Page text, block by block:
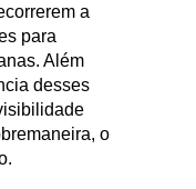
a
para
Além
desses
o